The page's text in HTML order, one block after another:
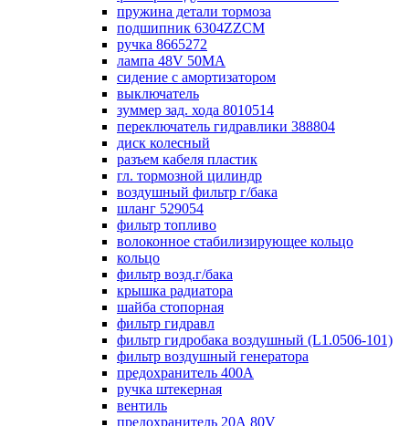
пружина детали тормоза
подшипник 6304ZZCM
ручка 8665272
лампа 48V 50МА
сидение с амортизатором
выключатель
зуммер зад. хода 8010514
переключатель гидравлики 388804
диск колесный
разъем кабеля пластик
гл. тормозной цилиндр
воздушный фильтр г/бака
шланг 529054
фильтр топливо
волоконное стабилизирующее кольцо
кольцо
фильтр возд.г/бака
крышка радиатора
шайба стопорная
фильтр гидравл
фильтр гидробака воздушный (L1.0506-101)
фильтр воздушный генератора
предохранитель 400А
ручка штекерная
вентиль
предохранитель 20А 80V